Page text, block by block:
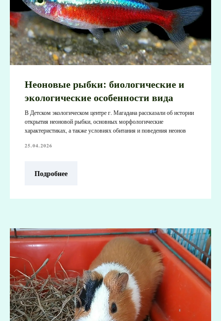
Неоновые рыбки: биологические и
экологические особенности вида
В Детском экологическом центре г. Магадана рассказали об истории
открытия неоновой рыбки, основных морфологические
характеристиках, а также условиях обитания и поведения неонов
25.04.2026
Подробнее